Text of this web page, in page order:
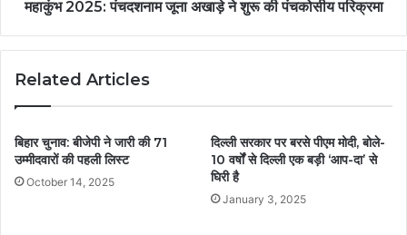
महाकुंभ 2025: पंचदशनाम जूना अखाड़े ने शुरू की पंचकोसीय परिक्रमा
Related Articles
बिहार चुनाव: बीजेपी ने जारी की 71
उम्मीदवारों की पहली लिस्ट
October 14, 2025
दिल्ली सरकार पर बरसे पीएम मोदी, बोले-
10 वर्षों से दिल्ली एक बड़ी ‘आप-दा’ से
घिरी है
January 3, 2025